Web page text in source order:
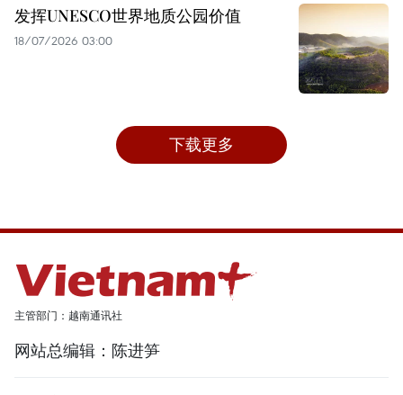
发挥UNESCO世界地质公园价值
18/07/2026 03:00
下载更多
主管部门：越南通讯社
网站总编辑：陈进笋